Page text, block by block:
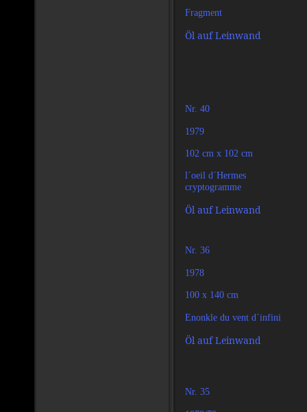
Fragment
Öl auf Leinwand
Nr. 40
1979
102 cm x 102 cm
l´oeil d´Hermes
cryptogramme
Öl auf Leinwand
Nr. 36
1978
100 x 140 cm
Enonkle du vent d´infini
Öl auf Leinwand
Nr. 35